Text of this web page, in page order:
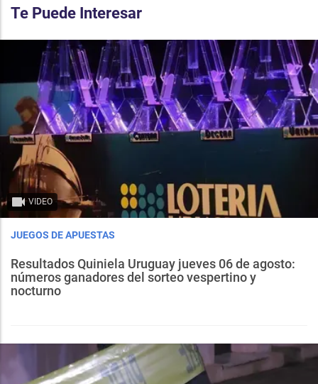
Te Puede Interesar
VIDEO
JUEGOS DE APUESTAS
Resultados Quiniela Uruguay jueves 06 de agosto:
números ganadores del sorteo vespertino y
nocturno